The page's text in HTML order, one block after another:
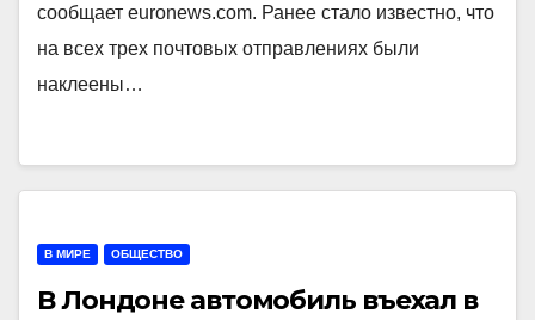
сообщает euronews.com. Ранее стало известно, что
на всех трех почтовых отправлениях были
наклеены…
В МИРЕ ОБЩЕСТВО
В Лондоне автомобиль въехал в